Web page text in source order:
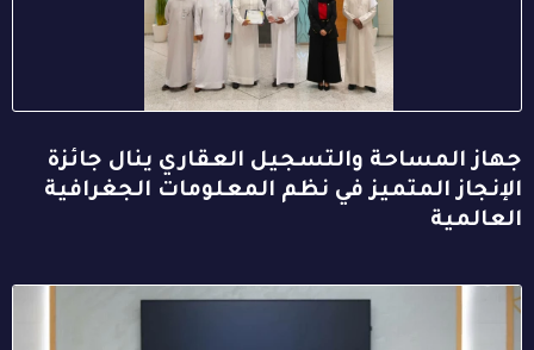
جهاز المساحة والتسجيل العقاري ينال جائزة
الإنجاز المتميز في نظم المعلومات الجغرافية
العالمية